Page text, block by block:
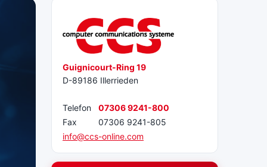
Guignicourt-Ring 19
D-89186 Illerrieden
Telefon
07306 9241-800
Fax
07306 9241-805
info@ccs-online.com